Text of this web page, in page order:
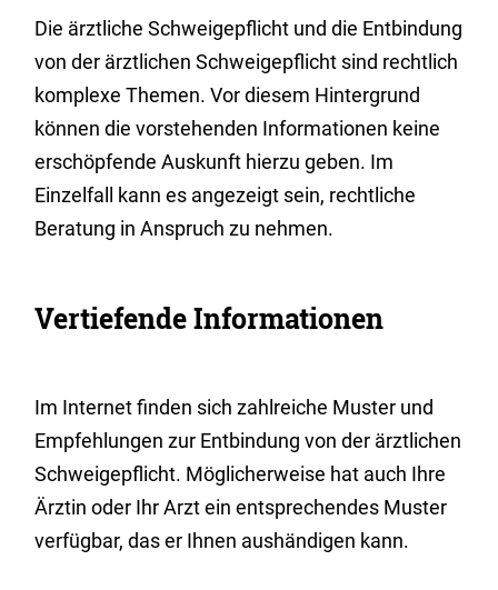
Die ärztliche Schweigepflicht und die Entbindung
von der ärztlichen Schweigepflicht sind rechtlich
komplexe Themen. Vor diesem Hintergrund
können die vorstehenden Informationen keine
erschöpfende Auskunft hierzu geben. Im
Einzelfall kann es angezeigt sein, rechtliche
Beratung in Anspruch zu nehmen.
Vertiefende Informationen
Im Internet finden sich zahlreiche Muster und
Empfehlungen zur Entbindung von der ärztlichen
Schweigepflicht. Möglicherweise hat auch Ihre
Ärztin oder Ihr Arzt ein entsprechendes Muster
verfügbar, das er Ihnen aushändigen kann.